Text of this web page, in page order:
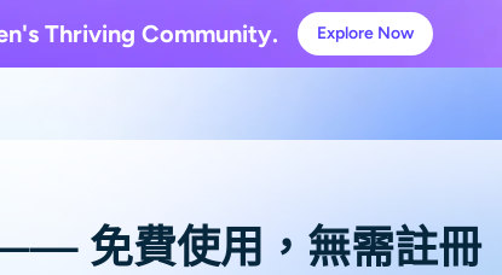
Thriving Community. Explore Now
免費使用，無需註冊